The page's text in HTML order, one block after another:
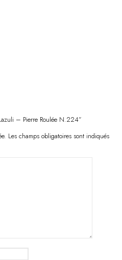
– Pierre Roulée N.224”
Les champs obligatoires sont indiqués